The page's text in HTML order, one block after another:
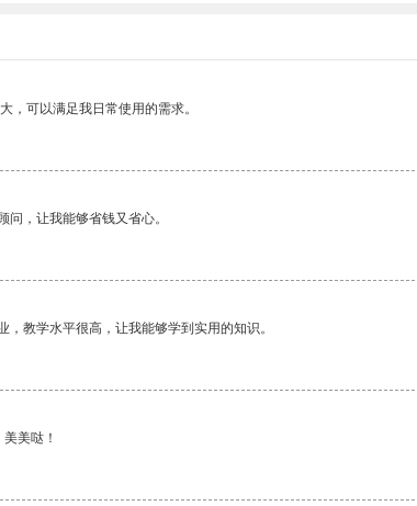
，可以满足我日常使用的需求。
问，让我能够省钱又省心。
，教学水平很高，让我能够学到实用的知识。
美哒！